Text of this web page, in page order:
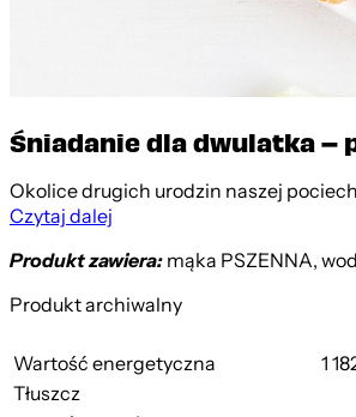
Śniadanie dla dwulatka –
Okolice drugich urodzin naszej
Czytaj dalej
Produkt zawiera:mąka PSZENNA,
Produkt archiwalny
Wartość energetyczna
1
Tłuszcz